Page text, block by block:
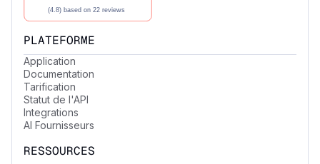
PLATEFORME
Application
Documentation
Tarification
Statut de l'API
Integrations
AI Fournisseurs
RESSOURCES